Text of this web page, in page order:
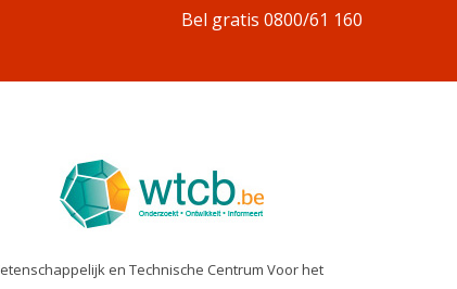
Bel gratis 0800/61 160
en Technische Centrum Voor het